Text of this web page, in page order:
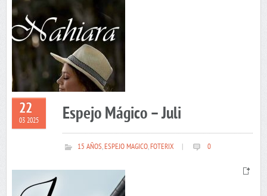
22
03 2025 Espejo Mágico – Juli
15 AÑOS,ESPEJO MAGICO,FOTERIX 0